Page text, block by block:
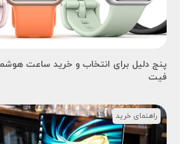
پنج دلیل برای انتخاب و خرید ساعت
فیت
راهنمای خرید